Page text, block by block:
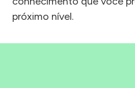
próximo nível.